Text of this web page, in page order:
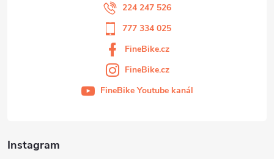
Instagram
224 247 526
777 334 025
FineBike.cz
FineBike.cz
FineBike Youtube kanál